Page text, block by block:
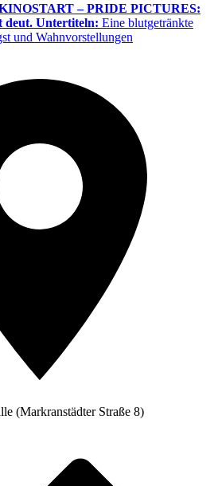
– PRIDE PICTURES:
deut. Untertiteln: Eine blutgetränkte
und Wahnvorstellungen
(Markranstädter Straße 8)